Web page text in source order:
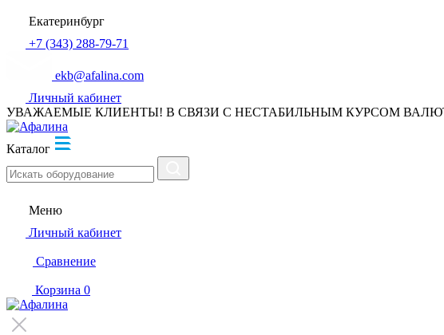
Екатеринбург
+7 (343) 288-79-71
ekb@afalina.com
Личный кабинет
УВАЖАЕМЫЕ КЛИЕНТЫ! В СВЯЗИ С НЕСТАБИЛЬНЫМ КУРСОМ
Каталог
Меню
Личный кабинет
Сравнение
Корзина 0